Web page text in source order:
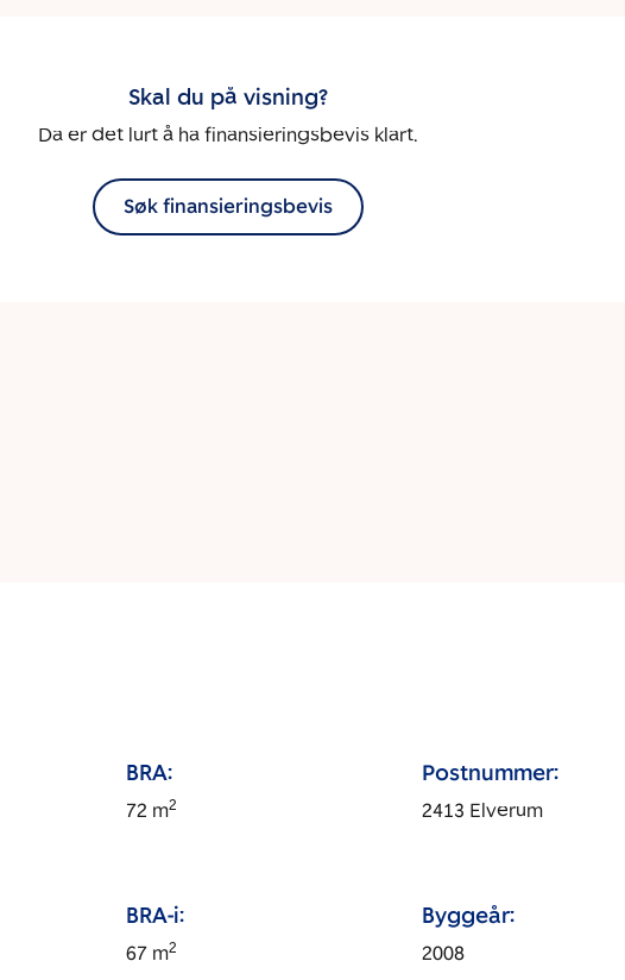
Skal du på visning?
Da er det lurt å ha finansieringsbevis klart.
Søk finansieringsbevis
BRA:
72 m2
Postnummer:
2413 Elverum
BRA-i:
67m2
Byggeår:
2008